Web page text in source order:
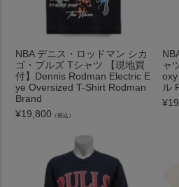
NBA デニス・ロッドマン シカ
ゴ・ブルズ Tシャツ 【現地買
付】Dennis Rodman Electric E
ye Oversized T-Shirt Rodman
Brand
¥19,800 （税込）
ャ
ル
¥